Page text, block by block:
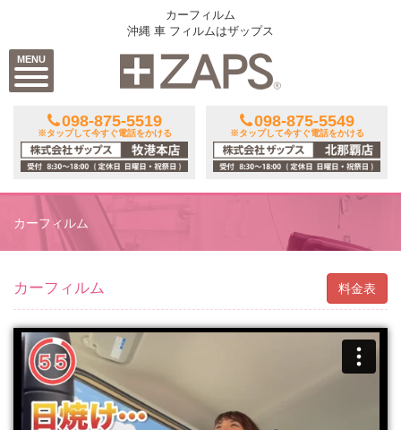
MENU
カーフィルム
沖縄 車 フィルムはザップス
098-875-5519
※タップして今すぐ電話をかける
098-875-5549
※タップして今すぐ電話をかける
カーフィルム
カーフィルム 料金表